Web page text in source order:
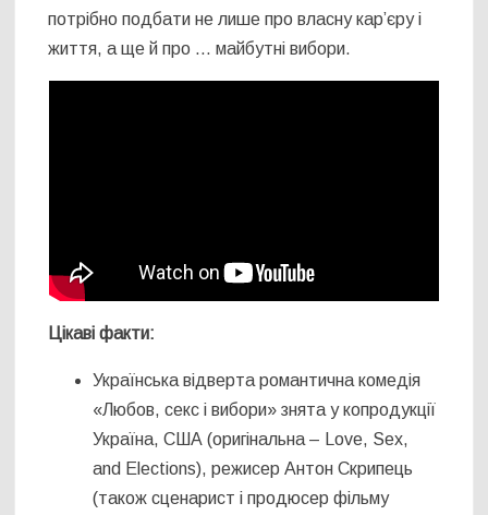
потрібно подбати не лише про власну кар’єру і
життя, а ще й про … майбутні вибори.
Цікаві факти:
Українська відверта романтична комедія
«Любов, секс і вибори» знята у копродукції
Україна, США (оригінальна – Love, Sex,
and Elections), режисер Антон Скрипець
(також сценарист і продюсер фільму